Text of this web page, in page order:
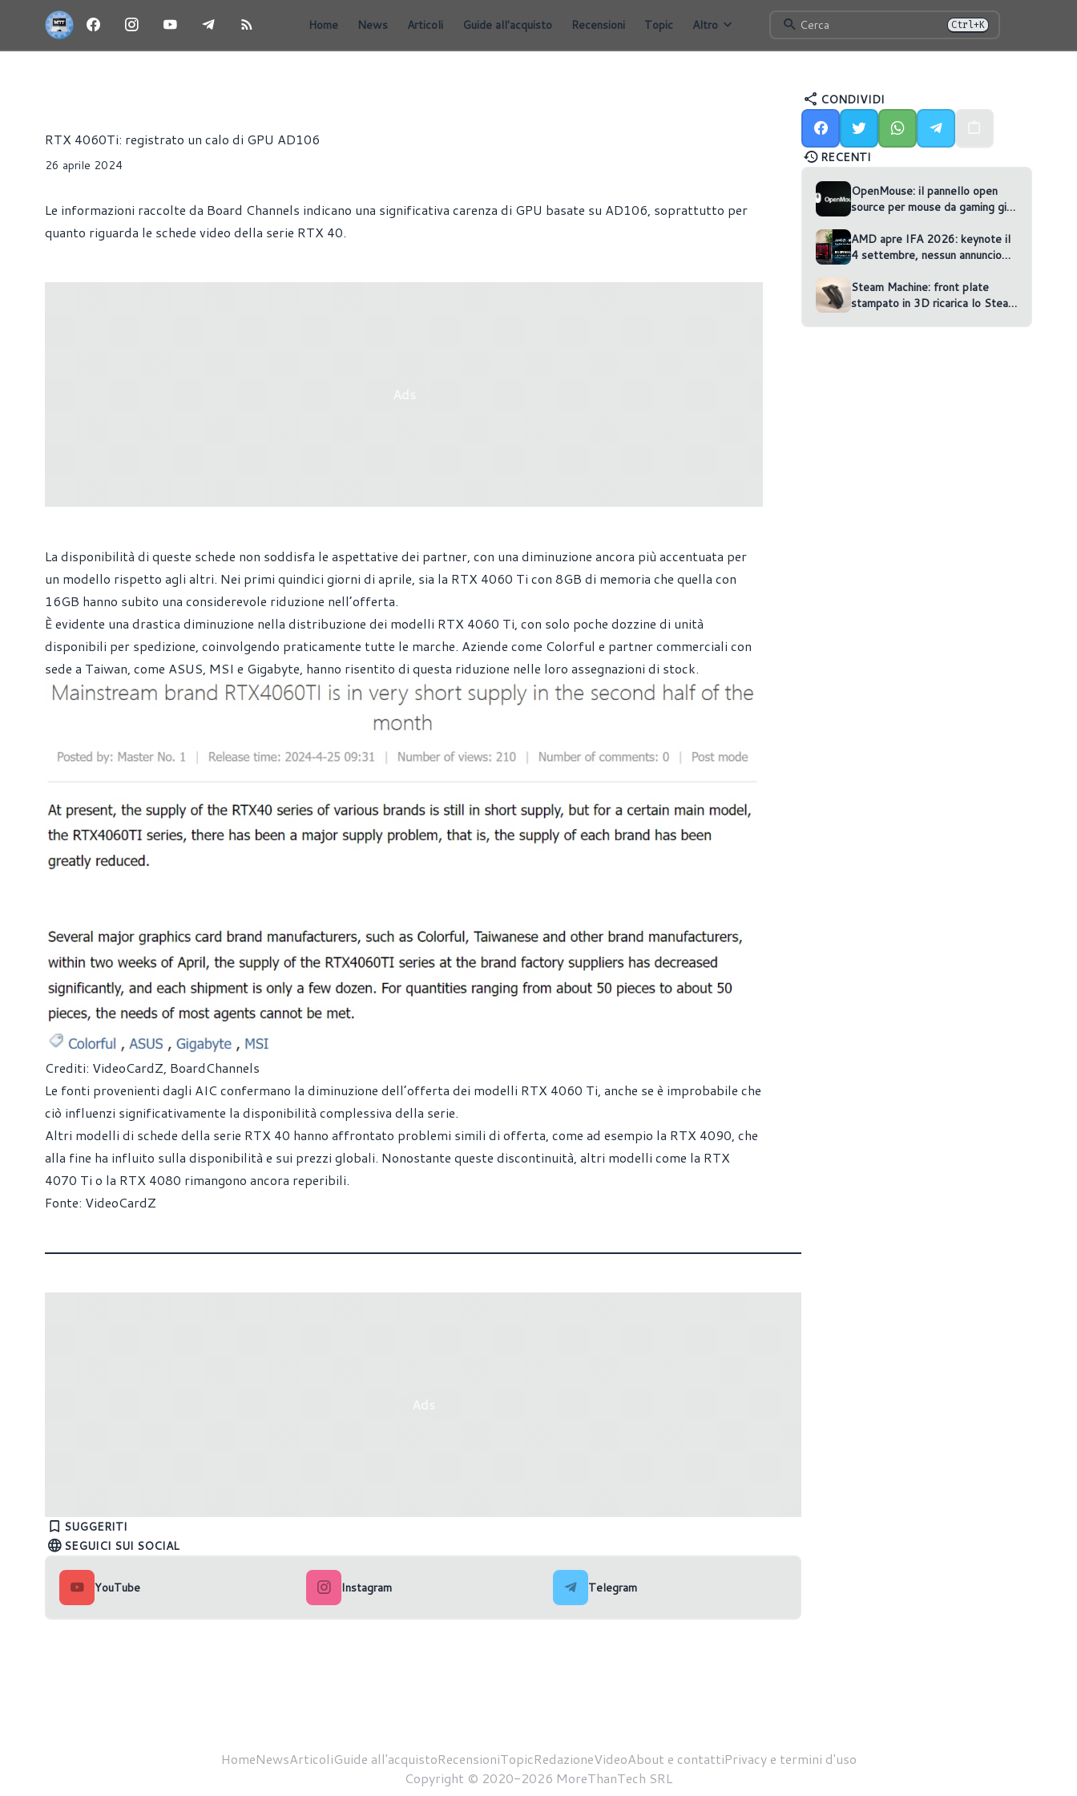
Home News Articoli Guide all'acquisto Recensioni Topic Altro Cerca Ctrl+K
RTX 4060Ti: registrato un calo di GPU AD106
26 aprile 2024
Le informazioni raccolte da Board Channels indicano una significativa carenza di GPU basate su AD106, soprattutto per
quanto riguarda le schede video della serie RTX 40.
La disponibilità di queste schede non soddisfa le aspettative dei partner, con una diminuzione ancora più accentuata per
un modello rispetto agli altri. Nei primi quindici giorni di aprile, sia la RTX 4060 Ti con 8GB di memoria che quella con
16GB hanno subito una considerevole riduzione nell’offerta.
È evidente una drastica diminuzione nella distribuzione dei modelli RTX 4060 Ti, con solo poche dozzine di unità
disponibili per spedizione, coinvolgendo praticamente tutte le marche. Aziende come Colorful e partner commerciali con
sede a Taiwan, come ASUS, MSI e Gigabyte, hanno risentito di questa riduzione nelle loro assegnazioni di stock.
Crediti: VideoCardZ, BoardChannels
Le fonti provenienti dagli AIC confermano la diminuzione dell’offerta dei modelli RTX 4060 Ti, anche se è improbabile che
ciò influenzi significativamente la disponibilità complessiva della serie.
Altri modelli di schede della serie RTX 40 hanno affrontato problemi simili di offerta, come ad esempio la RTX 4090, che
alla fine ha influito sulla disponibilità e sui prezzi globali. Nonostante queste discontinuità, altri modelli come la RTX
4070 Ti o la RTX 4080 rimangono ancora reperibili.
Fonte: VideoCardZ
SUGGERITI
6600 LE
AMD rilascia i driver Adrenalin 24.4.1
101.5445
SEGUICI SUI SOCIAL
YouTube Instagram Telegram
CONDIVIDI
RECENTI
OpenMouse: il pannello open
source per mouse da gaming gira
AMD apre IFA 2026: keynote il
4 settembre, nessun annuncio
Steam Machine: front plate
stampato in 3D ricarica lo Steam
HomeNewsArticoliGuide all'acquistoRecensioniTopicRedazioneVideoAbout e contattiPrivacy e termini d'uso
Copyright © 2020-2026 MoreThanTech SRL